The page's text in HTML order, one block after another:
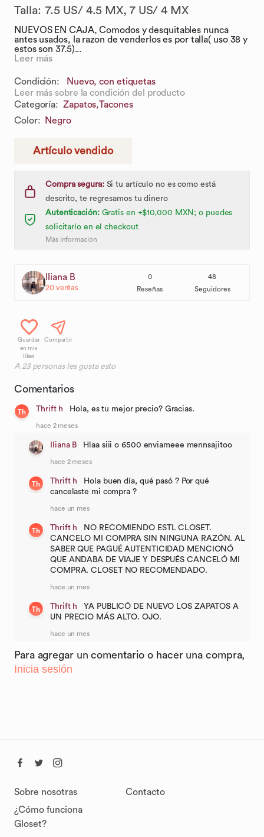
Talla: 7.5 US/ 4.5 MX, 7 US/ 4 MX
NUEVOS EN CAJA, Comodos y desquitables nunca
antes usados, la razon de venderlos es por talla( uso 38 y
estos son 37.5)...
Leer más
Condición:
Nuevo, con etiquetas
Leer más sobre la condición del producto
Categoría: Zapatos,Tacones
Color: Negro
Artículo vendido
Compra segura:Si tu artículo no es como está
descrito, te regresamos tu dinero
Autenticación:Gratis en +$10,000 MXN; o puedes
solicitarlo en el checkout
Más información
Iliana B
20ventas
0
Reseñas
48
Seguidores
Guardar
en mis
likes
Compartir
A 23personas les gusta esto
Comentarios
Th Thrift h Hola, es tu mejor precio? Gracias.
hace 2 meses
Iliana B Hlaa siii o 6500 enviameee mennsajitoo
hace 2 meses
Th Thrift h
Hola buen día, qué pasó ? Por qué
cancelaste mi compra ?
hace un mes
Th Thrift h
NO RECOMIENDO ESTL CLOSET.
CANCELO MI COMPRA SIN NINGUNA RAZÓN. AL
SABER QUE PAGUÉ AUTENTICIDAD MENCIONÓ
QUE ANDABA DE VIAJE Y DESPUÉS CANCELÓ MI
COMPRA. CLOSET NO RECOMENDADO.
hace un mes
Th Thrift h
YA PUBLICÓ DE NUEVO LOS ZAPATOS A
UN PRECIO MÁS ALTO. OJO.
hace un mes
Para agregar un comentario o hacer una compra,
Inicia sesión
Sobre nosotras
¿Cómo funciona
Gloset?
Contacto